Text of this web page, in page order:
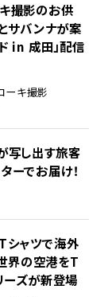
撮影のお供
サバンナが案
in 成田」配信
ーキ撮影
写し出す旅客
ーでお届け！
シャツで海外
界の空港をT
ーズが新登場